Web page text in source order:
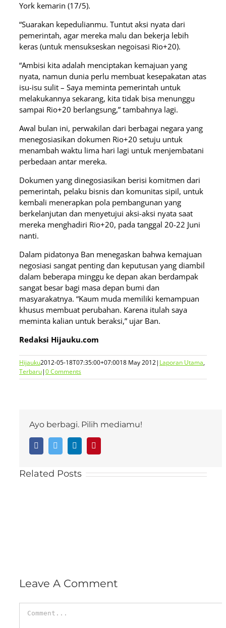
York kemarin (17/5).
“Suarakan kepedulianmu. Tuntut aksi nyata dari
pemerintah, agar mereka malu dan bekerja lebih
keras (untuk mensukseskan negoisasi Rio+20).
“Ambisi kita adalah menciptakan kemajuan yang
nyata, namun dunia perlu membuat kesepakatan atas
isu-isu sulit – Saya meminta pemerintah untuk
melakukannya sekarang, kita tidak bisa menunggu
sampai Rio+20 berlangsung,” tambahnya lagi.
Awal bulan ini, perwakilan dari berbagai negara yang
menegosiasikan dokumen Rio+20 setuju untuk
menambah waktu lima hari lagi untuk menjembatani
perbedaan antar mereka.
Dokumen yang dinegosiasikan berisi komitmen dari
pemerintah, pelaku bisnis dan komunitas sipil, untuk
kembali menerapkan pola pembangunan yang
berkelanjutan dan menyetujui aksi-aksi nyata saat
mereka menghadiri Rio+20, pada tanggal 20-22 Juni
nanti.
Dalam pidatonya Ban menegaskan bahwa kemajuan
negosiasi sangat penting dan keputusan yang diambil
dalam beberapa minggu ke depan akan berdampak
sangat besar bagi masa depan bumi dan
masyarakatnya. “Kaum muda memiliki kemampuan
khusus membuat perubahan. Karena itulah saya
meminta kalian untuk beraksi,” ujar Ban.
Redaksi Hijauku.com
Hijauku2012-05-18T07:35:00+07:0018 May 2012| Laporan Utama,
Terbaru|0 Comments
Ayo berbagi. Pilih mediamu!
FacebookTwitter LinkedIn
Related Posts
Leave A Comment